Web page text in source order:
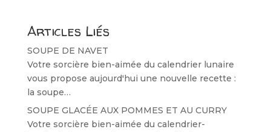
Articles Liés
SOUPE DE NAVET
Votre sorcière bien-aimée du calendrier lunaire
vous propose aujourd'hui une nouvelle recette :
la soupe…
SOUPE GLACÉE AUX POMMES ET AU CURRY
Votre sorcière bien-aimée du calendrier-